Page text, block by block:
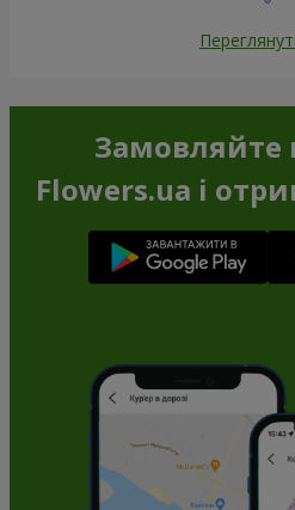
Замовляйте
Flowers.ua і